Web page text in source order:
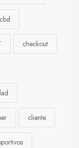
cbd
checkout
cliente